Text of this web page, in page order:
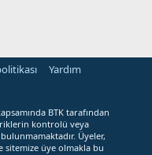
Yardım
BTK tarafından
kontrolü veya
Üyeler,
sitemize üye olmakla bu